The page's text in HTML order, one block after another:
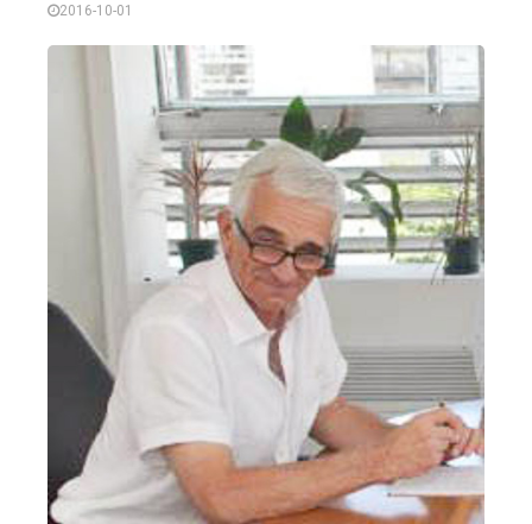
2016-10-01